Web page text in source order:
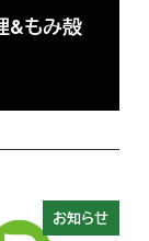
&もみ殻
お知らせ